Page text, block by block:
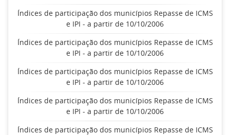
Índices de participação dos municípios Repasse de ICMS
e IPI - a partir de 10/10/2006
Índices de participação dos municípios Repasse de ICMS
e IPI - a partir de 10/10/2006
Índices de participação dos municípios Repasse de ICMS
e IPI - a partir de 10/10/2006
Índices de participação dos municípios Repasse de ICMS
e IPI - a partir de 10/10/2006
Índices de participação dos municípios Repasse de ICMS